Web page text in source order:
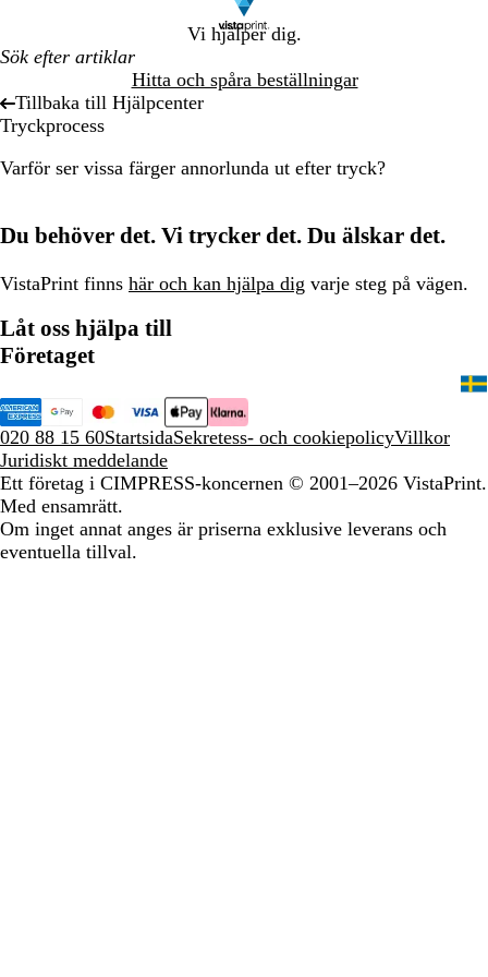
Vi hjälper dig.
Hitta och spåra beställningar
Tillbaka till Hjälpcenter
Tryckprocess
Varför ser vissa färger annorlunda ut efter tryck?
Du behöver det. Vi trycker det. Du älskar det.
VistaPrint finns här och kan hjälpa dig varje steg på vägen.
Låt oss hjälpa till
Företaget
020 88 15 60StartsidaSekretess- och cookiepolicyVillkor
Juridiskt meddelande
Ett företag i CIMPRESS-koncernen © 2001–2026 VistaPrint.
Med ensamrätt.
Om inget annat anges är priserna exklusive leverans och
eventuella tillval.